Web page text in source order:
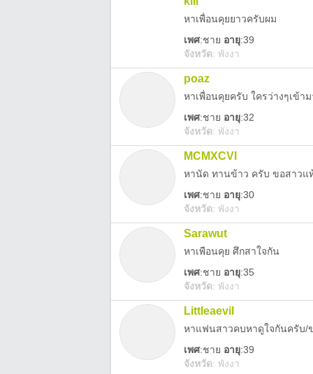
หาเพื่อนคุยยาวครับผม
เพศ:ชาย อายุ:39
จังหวัด: พังงา
poaz
หาเพื่อนคุยครับ ใครว่างๆเข้า
เพศ:ชาย อายุ:32
จังหวัด: พังงา
MCMXCVI
หานัด ทานข้าว ครับ ขอสาวแ
เพศ:ชาย อายุ:30
จังหวัด: พังงา
Sarawut
หาเพือนคุย ศึกสาใจกัน
เพศ:ชาย อายุ:35
จังหวัด: พังงา
Littleaevil
หาแฟนสาวคบหาดูใจกันครับ/
เพศ:ชาย อายุ:39
จังหวัด: พังงา